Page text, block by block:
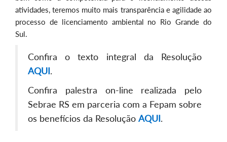
atividades, teremos muito mais transparência e agilidade ao
processo de licenciamento ambiental no Rio Grande do
Sul.
Confira o texto integral da Resolução
AQUI.
Confira palestra on-line realizada pelo
Sebrae RS em parceria com a Fepam sobre
os benefícios da Resolução AQUI.